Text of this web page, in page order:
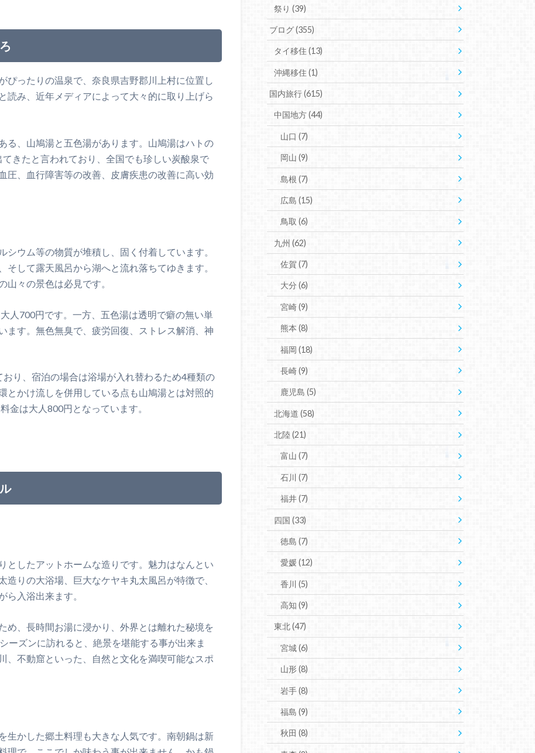
ぴったりの温泉で、奈良県吉野郡川上村に位置し
読み、近年メディアによって大々的に取り上げら
る、山鳩湯と五色湯があります。山鳩湯はハトの
きたと言われており、全国でも珍しい炭酸泉で
圧、血行障害等の改善、皮膚疾患の改善に高い効
ウム等の物質が堆積し、固く付着しています。
して露天風呂から湖へと流れ落ちてゆきます。
々の景色は必見です。
人700円です。一方、五色湯は透明で癖の無い単
ます。無色無臭で、疲労回復、ストレス解消、神
り、宿泊の場合は浴場が入れ替わるため4種類の
とかけ流しを併用している点も山鳩湯とは対照的
金は大人800円となっています。
としたアットホームな造りです。魅力はなんとい
りの大浴場、巨大なケヤキ丸太風呂が特徴で、
ら入浴出来ます。
め、長時間お湯に浸かり、外界とは離れた秘境を
ーズンに訪れると、絶景を堪能する事が出来ま
、不動窟といった、自然と文化を満喫可能なスポ
生かした郷土料理も大きな人気です。南朝鍋は新
祭り (39)
ブログ(355)
タイ移住 (13)
沖縄移住 (1)
国内旅行(615)
中国地方(44)
山口(7)
岡山(9)
島根(7)
広島(15)
鳥取(6)
九州 (62)
佐賀(7)
大分(6)
宮崎(9)
熊本(8)
福岡(18)
長崎(9)
鹿児島(5)
北海道 (58)
北陸(21)
富山(7)
石川(7)
福井(7)
四国 (33)
徳島(7)
愛媛(12)
香川(5)
高知(9)
東北(47)
宮城(6)
山形(8)
岩手(8)
福島(9)
秋田(8)